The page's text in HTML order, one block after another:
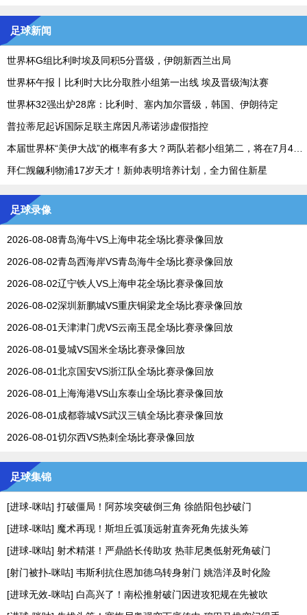
足球新闻
世界杯G组比利时埃及同积5分晋级，伊朗新西兰出局
世界杯午报丨比利时大比分取胜小组第一出线 埃及晋级淘汰赛
世界杯32强出炉28席：比利时、塞内加尔晋级，韩国、伊朗待定
普拉蒂尼起诉国际足联主席因凡蒂诺涉虚假指控
拜仁觊觎利物浦17岁天才！新帅表明培养计划，全力留住新星
足球录像
2026-08-08青岛海牛VS上海申花全场比赛录像回放
2026-08-02青岛西海岸VS青岛海牛全场比赛录像回放
2026-08-02辽宁铁人VS上海申花全场比赛录像回放
2026-08-02深圳新鹏城VS重庆铜梁龙全场比赛录像回放
2026-08-01天津津门虎VS云南玉昆全场比赛录像回放
2026-08-01曼城VS国米全场比赛录像回放
2026-08-01北京国安VS浙江队全场比赛录像回放
2026-08-01上海海港VS山东泰山全场比赛录像回放
2026-08-01成都蓉城VS武汉三镇全场比赛录像回放
2026-08-01切尔西VS热刺全场比赛录像回放
足球集锦
[进球-咪咕] 打破僵局！阿苏埃突破倒三角 徐皓阳包抄破门
[进球-咪咕] 魔术再现！斯坦丘弧顶远射直奔死角先拔头筹
[进球-咪咕] 射术精湛！严鼎皓长传助攻 热菲尼奥低射死角破门
[射门被扑-咪咕] 韦斯利抗住恩加德乌转身射门 姚浩洋及时化险
[进球无效-咪咕] 白高兴了！南松推射破门因进攻犯规在先被吹